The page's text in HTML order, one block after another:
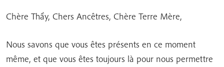
Chère Thầy, Chers Ancêtres, Chère Terre Mère,
Nous savons que vous êtes présents en ce moment
même, et que vous êtes toujours là pour nous permettre